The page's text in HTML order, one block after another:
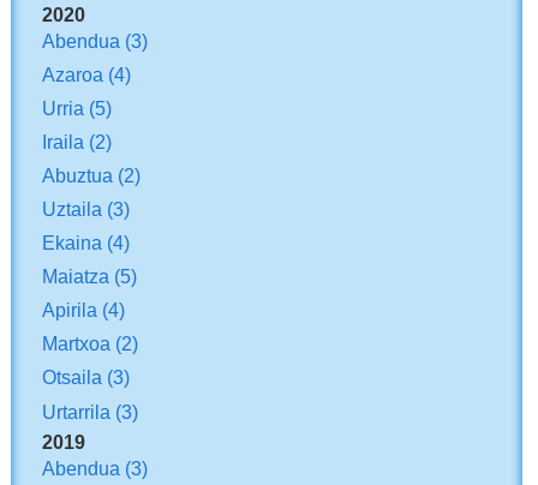
2020
Abendua (3)
Azaroa (4)
Urria (5)
Iraila (2)
Abuztua (2)
Uztaila (3)
Ekaina (4)
Maiatza (5)
Apirila (4)
Martxoa (2)
Otsaila (3)
Urtarrila (3)
2019
Abendua (3)